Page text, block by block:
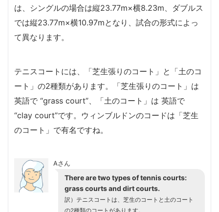
は、シングルの場合は縦23.77m×横8.23m、ダブルス
では縦23.77m×横10.97mとなり、試合の形式によっ
て異なります。
テニスコートには、「芝生張りのコート」と「土のコ
ート」の2種類があります。「芝生張りのコート」は
英語で “grass court”、「土のコート」は 英語で
“clay court”です。ウィンブルドンのコードは「芝生
のコート」で有名ですね。
Aさん
There are two types of tennis courts:
grass courts and dirt courts.
訳）テニスコートは、芝生のコートと土のコート
の2種類のコートがあります。